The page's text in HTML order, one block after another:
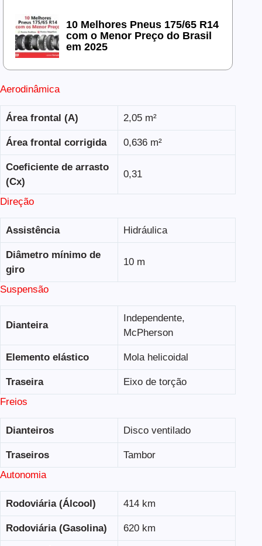
10 Melhores Pneus 175/65 R14
com o Menor Preço do Brasil
em 2025
Aerodinâmica
Área frontal (A) 2,05 m²
Área frontal corrigida 0,636 m²
Coeficiente de arrasto
(Cx)
0,31
Direção
Assistência Hidráulica
Diâmetro mínimo de
giro
10 m
Suspensão
Dianteira
Independente,
McPherson
Elemento elástico Mola helicoidal
Traseira
Eixo de torção
Freios
Dianteiros Disco ventilado
Traseiros
Tambor
Autonomia
Rodoviária (Álcool) 414 km
Rodoviária (Gasolina) 620 km